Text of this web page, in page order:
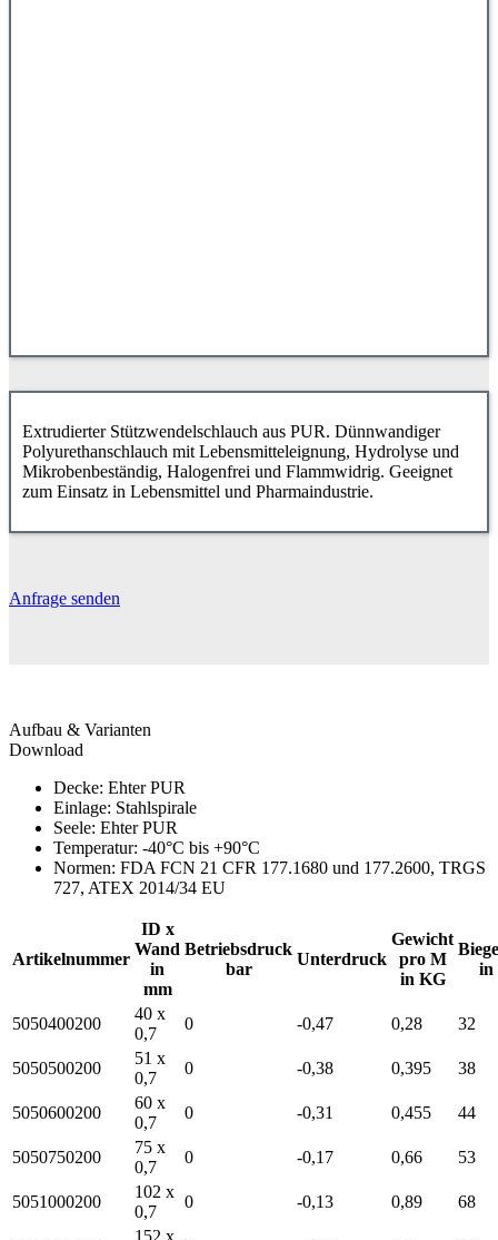
Extrudierter Stützwendelschlauch aus PUR. Dünnwandiger
Polyurethanschlauch mit Lebensmitteleignung, Hydrolyse und
Mikrobenbeständig, Halogenfrei und Flammwidrig. Geeignet
zum Einsatz in Lebensmittel und Pharmaindustrie.
Anfrage senden
Aufbau & Varianten
Download
Decke: Ehter PUR
Einlage: Stahlspirale
Seele: Ehter PUR
Temperatur: -40°C bis +90°C
Normen: FDA FCN 21 CFR 177.1680 und 177.2600, TRGS
727, ATEX 2014/34 EU
Artikelnummer
ID x
Wand
in
mm
Betriebsdruck
bar
Unterdruck
Gewicht
pro M
in KG
in
5050400200
40 x
0,7
0 -0,47 0,28 32
5050500200
51 x
0,7
0 -0,38 0,395 38
5050600200
60 x
0,7
0 -0,31 0,455 44
5050750200
75 x
0,7
0 -0,17 0,66 53
5051000200
102 x
0,7
0 -0,13 0,89 68
152 x